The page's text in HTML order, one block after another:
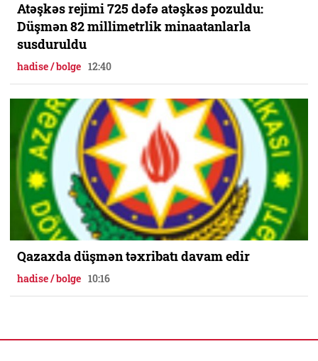
Atəşkəs rejimi 725 dəfə atəşkəs pozuldu:
Düşmən 82 millimetrlik minaatanlarla
susduruldu
hadise / bolge 12:40
Qazaxda düşmən təxribatı davam edir
hadise / bolge 10:16